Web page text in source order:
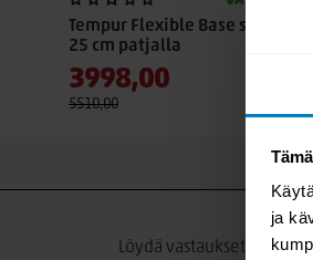
ja
Tempur Flexible Base sänky
25 cm patjalla
3998,00
5510,00
Löydä vastaukset